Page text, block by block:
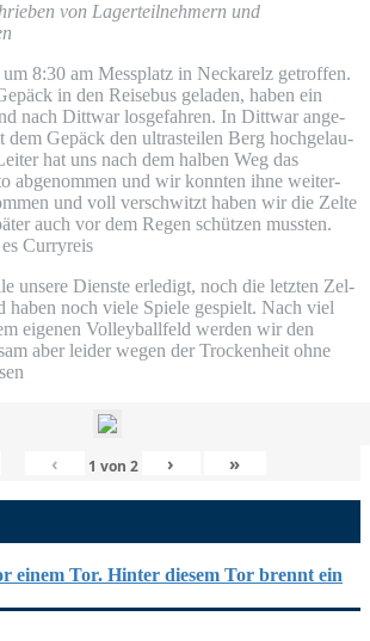
von Lager­teil­neh­mern und
8:30 am Mess­platz in Nec­kar­elz getrof­fen.
in den Rei­se­bus gela­den, haben ein
nach Ditt­war los­ge­fah­ren. In Ditt­war ange­
dem Gepäck den ultrast­ei­len Berg hoch­ge­lau­
hat uns nach dem hal­ben Weg das
abge­nom­men und wir konn­ten ihne wei­ter­
und voll ver­schwitzt haben wir die Zel­te
auch vor dem Regen schüt­zen muss­ten.
Curryreis
unse­re Diens­te erle­digt, noch die letz­ten Zel­
haben noch vie­le Spie­le gespielt. Nach viel
eige­nen Vol­ley­ball­feld wer­den wir den
aber lei­der wegen der Tro­cken­heit ohne
‹ 1 von 2 › »